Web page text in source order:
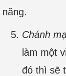
năng.
Chánh
làm một
đó thì sẽ